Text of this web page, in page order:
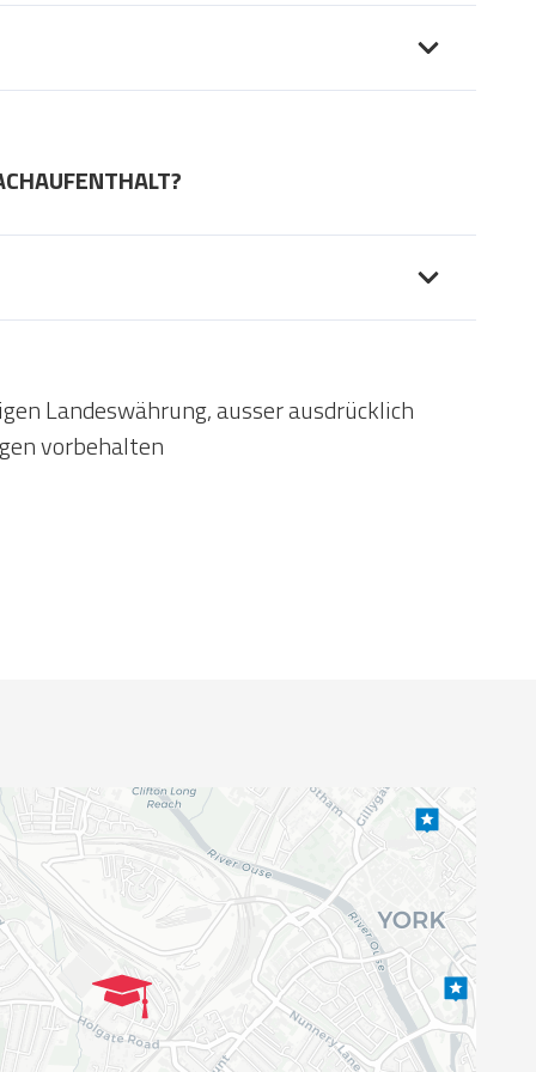
Landeswährung, ausser ausdrücklich
vorbehalten